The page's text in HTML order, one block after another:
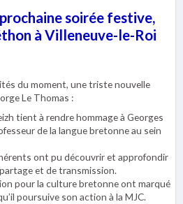
soirée festive,
à Villeneuve-le-Roi
du moment, une triste nouvelle
Le Thomas :
tient à rendre hommage à Georges
de la langue bretonne au sein
ont pu découvrir et approfondir
et de transmission.
pour la culture bretonne ont marqué
poursuive son action à la MJC.